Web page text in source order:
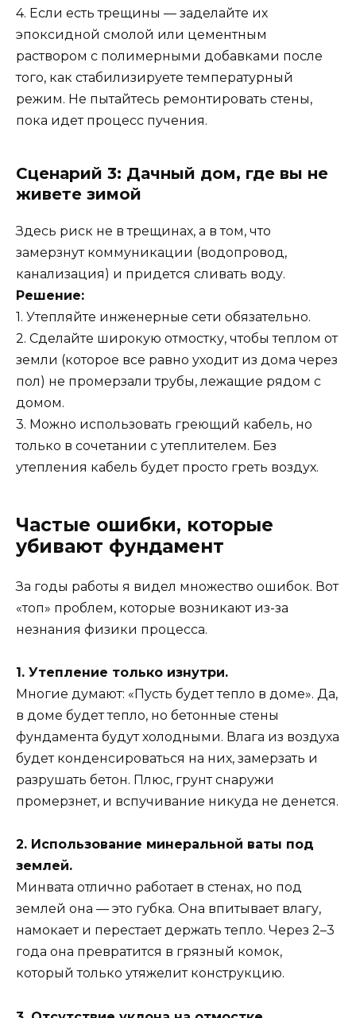
4. Если есть трещины — заделайте их
эпоксидной смолой или цементным
раствором с полимерными добавками после
того, как стабилизируете температурный
режим. Не пытайтесь ремонтировать стены,
пока идет процесс пучения.
Сценарий 3: Дачный дом, где вы не
живете зимой
Здесь риск не в трещинах, а в том, что
замерзнут коммуникации (водопровод,
канализация) и придется сливать воду.
Решение:
1. Утепляйте инженерные сети обязательно.
2. Сделайте широкую отмостку, чтобы теплом от
земли (которое все равно уходит из дома через
пол) не промерзали трубы, лежащие рядом с
домом.
3. Можно использовать греющий кабель, но
только в сочетании с утеплителем. Без
утепления кабель будет просто греть воздух.
Частые ошибки, которые
убивают фундамент
За годы работы я видел множество ошибок. Вот
«топ» проблем, которые возникают из-за
незнания физики процесса.
1. Утепление только изнутри.
Многие думают: «Пусть будет тепло в доме». Да,
в доме будет тепло, но бетонные стены
фундамента будут холодными. Влага из воздуха
будет конденсироваться на них, замерзать и
разрушать бетон. Плюс, грунт снаружи
промерзнет, и вспучивание никуда не денется.
2. Использование минеральной ваты под
землей.
Минвата отлично работает в стенах, но под
землей она — это губка. Она впитывает влагу,
намокает и перестает держать тепло. Через 2–3
года она превратится в грязный комок,
который только утяжелит конструкцию.